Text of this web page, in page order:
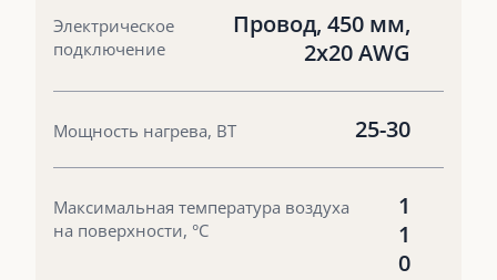
Электрическое
подключение
Провод, 450 мм,
2х20 AWG
Мощность нагрева, ВТ 25-30
Максимальная температура воздуха
на поверхности, °С
1
1
0